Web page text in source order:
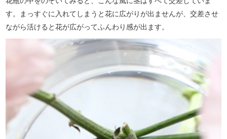
す。まっすぐに入れてしまうと花に広がりが出ませんが、交差させ
ながら活けると花が広がってふんわり感が出ます。